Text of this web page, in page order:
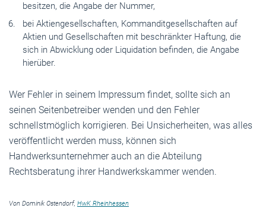
besitzen, die Angabe der Nummer,
bei Aktiengesellschaften, Kommanditgesellschaften auf
Aktien und Gesellschaften mit beschränkter Haftung, die
sich in Abwicklung oder Liquidation befinden, die Angabe
hierüber.
Wer Fehler in seinem Impressum findet, sollte sich an
seinen Seitenbetreiber wenden und den Fehler
schnellstmöglich korrigieren. Bei Unsicherheiten, was alles
veröffentlicht werden muss, können sich
Handwerksunternehmer auch an die Abteilung
Rechtsberatung ihrer Handwerkskammer wenden.
Von Dominik Ostendorf, HwK Rheinhessen